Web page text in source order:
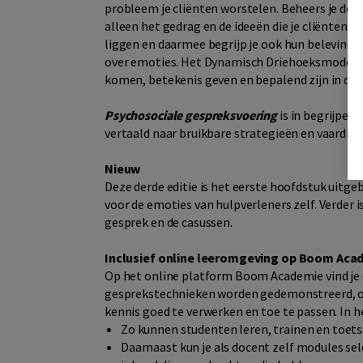
probleem je cliënten worstelen. Beheers je de
alleen het gedrag en de ideeën die je cliënten
liggen en daarmee begrijp je ook hun
over emoties. Het Dynamisch
komen, betekenis geven en bepalend zijn in de
Psychosociale gespreksvoeringis in
vertaald naar bruikbare strategieën en
Nieuw
Deze derde editie is het eerste hoofdstuk
voor de emoties van hulpverleners zelf.
gesprek en de casussen.
Inclusief online leeromgeving op Boom
Op het online platform Boom Academie vind
gesprekstechnieken worden
kennis goed te verwerken en toe te passen.
Zo kunnen studenten leren, trainen en
Daarnaast kun je als docent zelf modules